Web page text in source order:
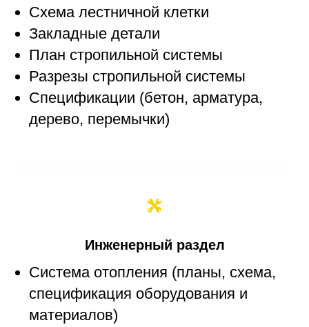
Схема лестничной клетки
Закладные детали
План стропильной системы
Разрезы стропильной системы
Спецификации (бетон, арматура,
дерево, перемычки)
Инженерный раздел
Система отопления (планы, схема,
спецификация оборудования и
материалов)